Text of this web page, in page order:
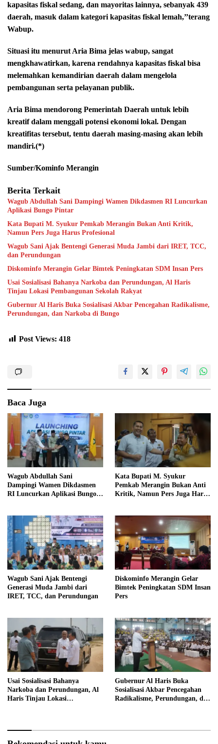
kapasitas fiskal sedang, dan mayoritas lainnya, sebanyak 439
daerah, masuk dalam kategori kapasitas fiskal lemah,’’terang
Wabup.
Situasi itu menurut Aria Bima jelas wabup, sangat
mengkhawatirkan, karena rendahnya kapasitas fiskal bisa
melemahkan kemandirian daerah dalam mengelola
pembangunan serta pelayanan publik.
Aria Bima mendorong Pemerintah Daerah untuk lebih
kreatif dalam menggali potensi ekonomi lokal. Dengan
kreatifitas tersebut, tentu daerah masing-masing akan lebih
mandiri.(*)
Sumber/Kominfo Merangin
Berita Terkait
Wagub Abdullah Sani Dampingi Wamen Dikdasmen RI Luncurkan
Aplikasi Bungo Pintar
Kata Bupati M. Syukur Pemkab Merangin Bukan Anti Kritik,
Namun Pers Juga Harus Profesional
Wagub Sani Ajak Bentengi Generasi Muda Jambi dari IRET, TCC,
dan Perundungan
Diskominfo Merangin Gelar Bimtek Peningkatan SDM Insan Pers
Usai Sosialisasi Bahanya Narkoba dan Perundungan, Al Haris
Tinjau Lokasi Pembangunan Sekolah Rakyat
Gubernur Al Haris Buka Sosialisasi Akbar Pencegahan Radikalisme,
Perundungan, dan Narkoba di Bungo
Post Views: 418
Baca Juga
Wagub Abdullah Sani
Dampingi Wamen Dikdasmen
RI Luncurkan Aplikasi Bungo
Kata Bupati M. Syukur
Pemkab Merangin Bukan Anti
Kritik, Namun Pers Juga Harus
Wagub Sani Ajak Bentengi
Generasi Muda Jambi dari
IRET, TCC, dan Perundungan
Diskominfo Merangin Gelar
Bimtek Peningkatan SDM Insan
Pers
Usai Sosialisasi Bahanya
Narkoba dan Perundungan, Al
Haris Tinjau Lokasi
Gubernur Al Haris Buka
Sosialisasi Akbar Pencegahan
Radikalisme, Perundungan, dan